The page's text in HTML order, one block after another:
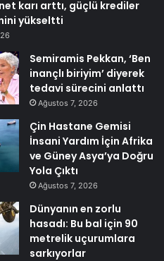
net karı arttı, güçlü krediler
yükseltti
Semiramis Pekkan, ‘Ben
inançlı biriyim’ diyerek
tedavi sürecini anlattı
Ağustos 7, 2026
Çin Hastane Gemisi
İnsani Yardım İçin Afrika
ve Güney Asya’ya Doğru
Yola Çıktı
Ağustos 7, 2026
Dünyanın en zorlu
hasadı: Bu bal için 90
metrelik uçurumlara
sarkıyorlar